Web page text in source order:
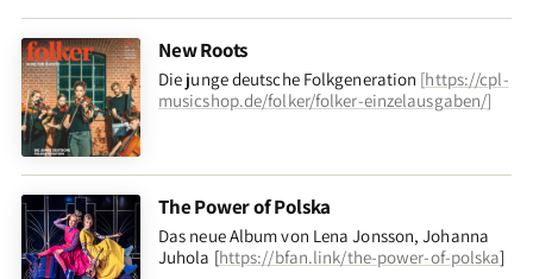
New Roots
Die junge deutsche Folkgeneration [https://cpl-
musicshop.de/folker/folker-einzelausgaben/]
The Power of Polska
Das neue Album von Lena Jonsson, Johanna
Juhola [https://bfan.link/the-power-of-polska]